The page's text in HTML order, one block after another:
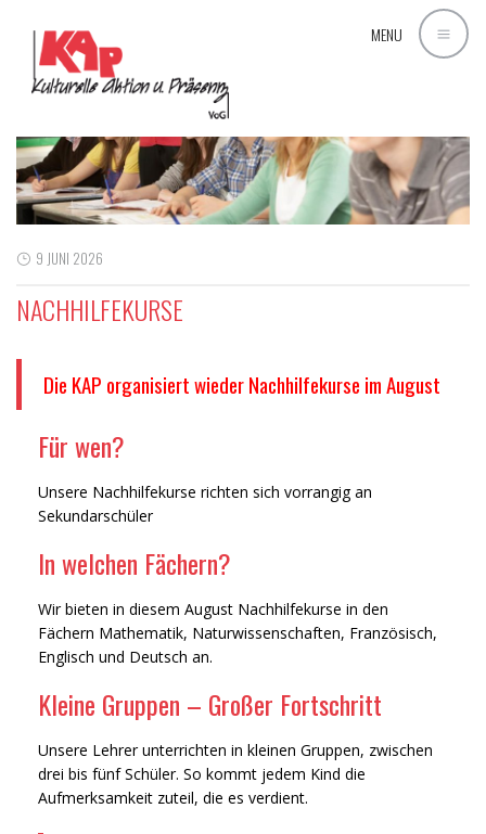
MENU
9 JUNI 2026
NACHHILFEKURSE
Die KAP organisiert wieder Nachhilfekurse im August
Für wen?
Unsere Nachhilfekurse richten sich vorrangig an
Sekundarschüler
In welchen Fächern?
Wir bieten in diesem August Nachhilfekurse in den
Fächern Mathematik, Naturwissenschaften, Französisch,
Englisch und Deutsch an.
Kleine Gruppen – Großer Fortschritt
Unsere Lehrer unterrichten in kleinen Gruppen, zwischen
drei bis fünf Schüler. So kommt jedem Kind die
Aufmerksamkeit zuteil, die es verdient.